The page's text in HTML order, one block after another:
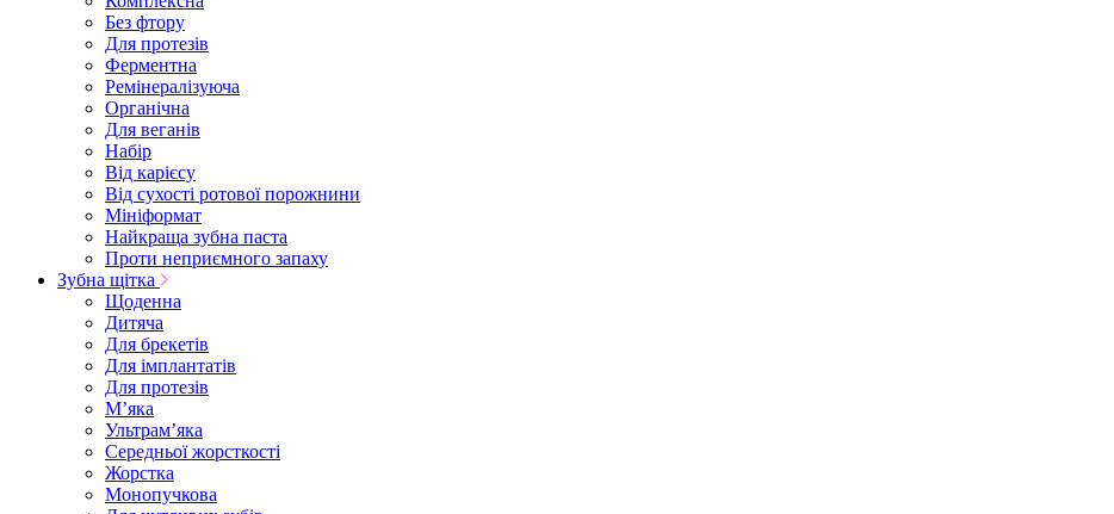
Без фтору
Для протезів
Ферментна
Ремінералізуюча
Органічна
Для веганів
Набір
Від карієсу
Від сухості ротової порожнини
Мініформат
Найкраща зубна паста
Проти неприємного запаху
Зубна щітка
Щоденна
Дитяча
Для брекетів
Для імплантатів
Для протезів
Мʼяка
Ультрамʼяка
Середньої жорсткості
Жорстка
Монопучкова